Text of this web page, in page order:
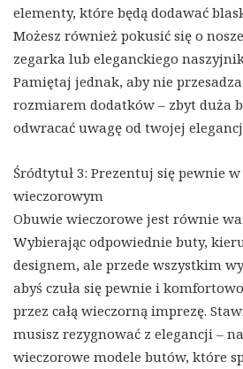
elementy, które będą dodawać
Możesz również pokusić się o
zegarka lub eleganckiego
Pamiętaj jednak, aby nie
rozmiarem dodatków – zbyt duża
odwracać uwagę od twojej
Śródtytuł 3: Prezentuj się pewnie
wieczorowym
Obuwie wieczorowe jest równie
Wybierając odpowiednie buty,
designem, ale przede wszystkim
abyś czuła się pewnie i
przez całą wieczorną imprezę.
musisz rezygnować z elegancji –
wieczorowe modele butów, które